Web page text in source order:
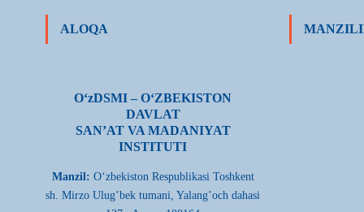
ALOQA
О‘zDSMI – О‘ZBEKISTON
DAVLAT
SAN’AT VA MADANIYAT
INSTITUTI
Manzil: О‘zbekiston Respublikasi Toshkent
sh. Mirzo Ulug’bek tumani, Yalang’och dahasi